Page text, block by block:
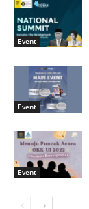
Event
Event
Event